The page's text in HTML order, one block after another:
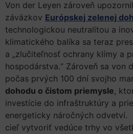
Von der Leyen zároveň
záväzkov Európskej zelenej
technologickou neutralitou a
klimatického balíka sa teraz
a „zlučiteľnosť ochrany klímy a
hospodárstva.“ Zároveň sa von
počas prvých 100 dní svojho
dohodu o čistom priemysle,
investície do infraštruktúry a
energeticky náročných odvetví.
cieľ vytvoriť vedúce trhy vo